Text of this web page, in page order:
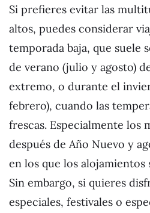
Si prefieres evitar las
altos, puedes considerar
temporada baja, que suele
de verano (julio y agosto)
extremo, o durante el
febrero), cuando las
frescas. Especialmente los
después de Año Nuevo y
en los que los alojamientos
Sin embargo, si quieres
especiales, festivales o